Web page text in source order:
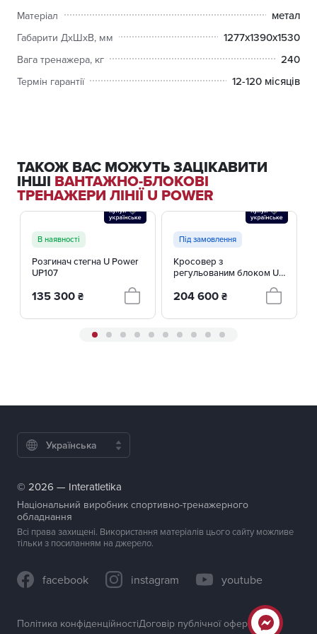
Тренажери серії U Power – це інвестиція у ваше здоров'я
Матеріал метал
Габарити ДхШхВ, мм 1277х1390х1530
Вага тренажера, кг 240
Термін гарантії 12-120 місяців
ТАКОЖ ВАС МОЖУТЬ ЗАЦІКАВИТИ
ІНШІ ВАНТАЖНО-БЛОКОВІ
ТРЕНАЖЕРИ ЛІНІЇ U POWER
В наявності
Розгинач стегна U Power
UP107
135 300 ₴
Під замовлення
Кросовер з
регульованим блоком U
204 600 ₴
Українська
© 2026 — Interatletika
Національний виробник спортивно-тренажерного
обладнання
Всі права захищені. Використання матеріалів цього сайту можливе
тільки з посиланням на джерело.
facebook instagram youtube
Політика конфіденційностіДоговір публічної оферти